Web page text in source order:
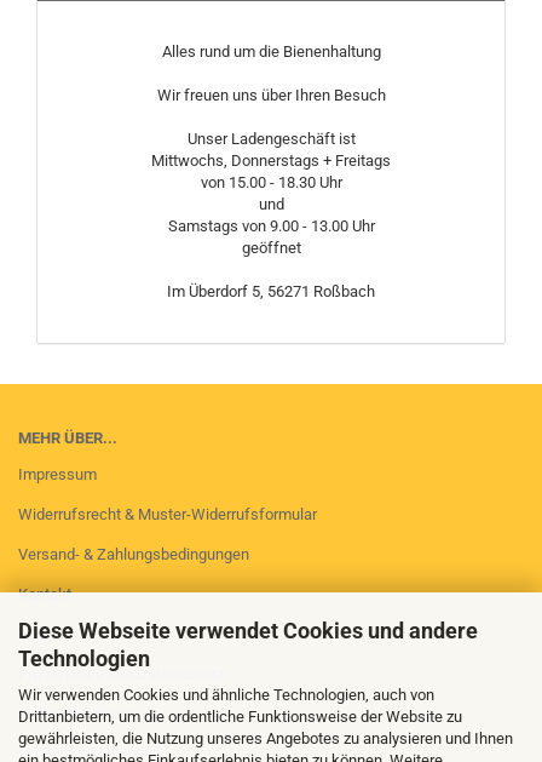
Diese Webseite verwendet Cookies und andere
Technologien
Wir verwenden Cookies und ähnliche Technologien, auch von
Drittanbietern, um die ordentliche Funktionsweise der Website zu
gewährleisten, die Nutzung unseres Angebotes zu analysieren und Ihnen
Alles rund um die Bienenhaltung
Wir freuen uns über Ihren Besuch
Unser Ladengeschäft ist
Mittwochs, Donnerstags + Freitags
von 15.00 - 18.30 Uhr
und
Samstags von 9.00 - 13.00 Uhr
geöffnet
Im Überdorf 5, 56271 Roßbach
MEHR ÜBER...
Impressum
Widerrufsrecht & Muster-Widerrufsformular
Versand- & Zahlungsbedingungen
Kontakt
AGB
Privatsphäre und Datenschutz
Callback Service
Cookie Einstellungen